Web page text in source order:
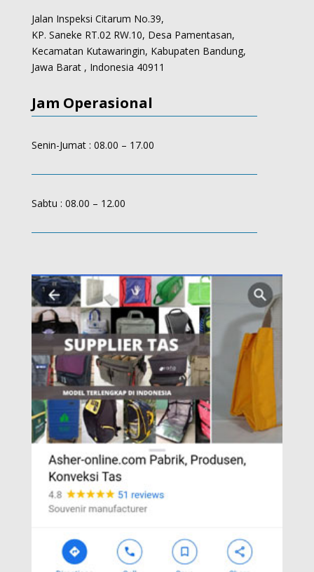
Jalan Inspeksi Citarum No.39,
KP. Saneke RT.02 RW.10, Desa Pamentasan,
Kecamatan Kutawaringin, Kabupaten Bandung,
Jawa Barat , Indonesia 40911
Jam Operasional
Senin-Jumat : 08.00 – 17.00
Sabtu : 08.00 – 12.00